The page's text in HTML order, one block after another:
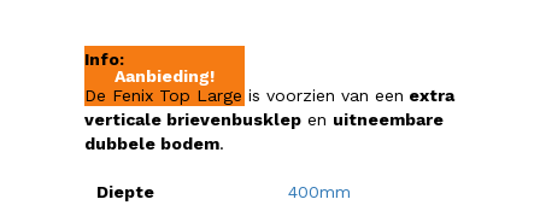
Aanbieding!
Info:
De Fenix Top Large is voorzien van een extra
verticale brievenbusklep en uitneembare
dubbele bodem.
Diepte 400mm